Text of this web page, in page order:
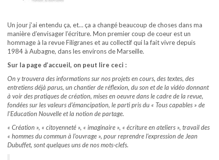
Un jour j’ai entendu ça, et… ça a changé beaucoup de choses dans ma
manière d’envisager l’écriture. Mon premier coup de coeur est un
hommage à la revue Filigranes et au collectif qui la fait vivre depuis
1984 à Aubagne, dans les environs de Marseille.
Sur la page d’accueil, on peut lire ceci :
On y trouvera des informations sur nos projets en cours, des textes, des
entretiens déjà parus, un chantier de réflexion, du son et de la vidéo donnant
à voir des pratiques de création, mises en oeuvre dans le cadre de la revue,
fondées sur les valeurs d’émancipation, le parti pris du « Tous capables » de
l’Education Nouvelle et la notion de partage.
« Création », « citoyenneté », « imaginaire », « écriture en ateliers », travail des
« hommes du commun à l’ouvrage », pour reprendre l’expression de Jean
Dubuffet, sont quelques uns de nos mots-clefs.